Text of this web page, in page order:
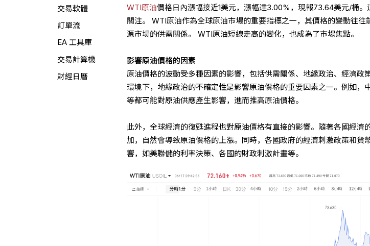
交易軟體
訂單流
EA 工具庫
交易計算機
財經日曆
WTI原油價格日內漲幅接近1美元，漲幅達3.00%，現報73.64美元/桶
關注。 WTI原油作為全球原油市場的重要指標之一，其價格的變動往往
源市場的供需關係。 WTI原油短線走高的變化，也成為了市場焦點。
影響原油價格的因素
原油價格的波動受多種因素的影響，包括供需關係、地緣政治、經濟政
環境下，地緣政治的不確定性是影響原油價格的重要因素之一。例如，
等都可能對原油供應產生影響，進而推高原油價格。
此外，全球經濟的復甦進程也對原油價格有直接的影響。隨著各國經濟
加，自然會導致原油價格的上漲。同時，各國政府的經濟刺激政策和貨
響，如美聯儲的利率決策、各國的財政刺激計畫等。